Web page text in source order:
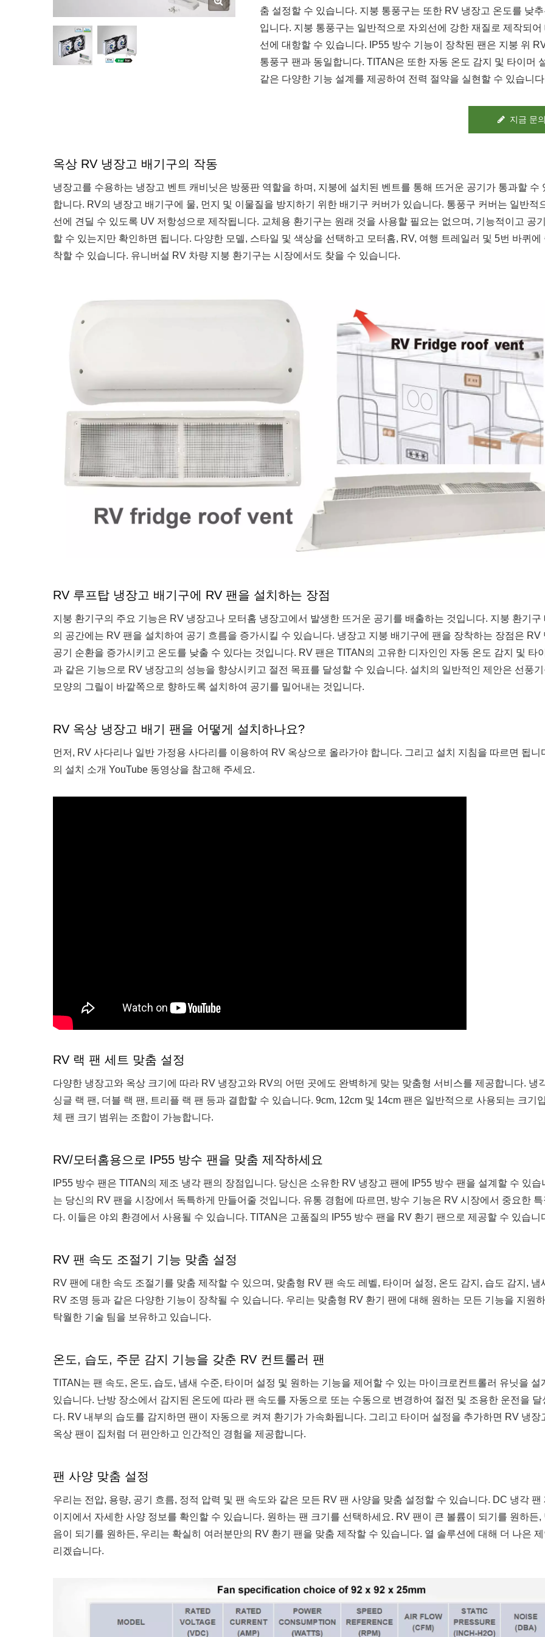
춤 설정할 수 있습니다. 지붕 통풍구는 또한 RV 냉장고 온도를 낮
입니다. 지붕 통풍구는 일반적으로 자외선에 강한 재질로 제작되어
선에 대항할 수 있습니다. IP55 방수 기능이 장착된 팬은 지붕 위
통풍구 팬과 동일합니다. TITAN은 또한 자동 온도 감지 및 타이머
같은 다양한 기능 설계를 제공하여 전력 절약을 실현할 수 있습니
지금 문의
옥상 RV 냉장고 배기구의 작동
냉장고를 수용하는 냉장고 벤트 캐비닛은 방풍판 역할을 하며, 지붕에 설치된 벤트를 통해 뜨거운 공기가 통과할 수
합니다. RV의 냉장고 배기구에 물, 먼지 및 이물질을 방지하기 위한 배기구 커버가 있습니다. 통풍구 커버는 일반적
선에 견딜 수 있도록 UV 저항성으로 제작됩니다. 교체용 환기구는 원래 것을 사용할 필요는 없으며, 기능적이고 공
할 수 있는지만 확인하면 됩니다. 다양한 모델, 스타일 및 색상을 선택하고 모터홈, RV, 여행 트레일러 및 5번 바퀴에
착할 수 있습니다. 유니버설 RV 차량 지붕 환기구는 시장에서도 찾을 수 있습니다.
RV 루프탑 냉장고 배기구에 RV 팬을 설치하는 장점
지붕 환기구의 주요 기능은 RV 냉장고나 모터홈 냉장고에서 발생한 뜨거운 공기를 배출하는 것입니다. 지붕 환기구
의 공간에는 RV 팬을 설치하여 공기 흐름을 증가시킬 수 있습니다. 냉장고 지붕 배기구에 팬을 장착하는 장점은 RV
공기 순환을 증가시키고 온도를 낮출 수 있다는 것입니다. RV 팬은 TITAN의 고유한 디자인인 자동 온도 감지 및 타
과 같은 기능으로 RV 냉장고의 성능을 향상시키고 절전 목표를 달성할 수 있습니다. 설치의 일반적인 제안은 선풍
모양의 그릴이 바깥쪽으로 향하도록 설치하여 공기를 밀어내는 것입니다.
RV 옥상 냉장고 배기 팬을 어떻게 설치하나요?
먼저, RV 사다리나 일반 가정용 사다리를 이용하여 RV 옥상으로 올라가야 합니다. 그리고 설치 지침을 따르면 됩니
의 설치 소개 YouTube 동영상을 참고해 주세요.
RV 랙 팬 세트 맞춤 설정
다양한 냉장고와 옥상 크기에 따라 RV 냉장고와 RV의 어떤 곳에도 완벽하게 맞는 맞춤형 서비스를 제공합니다. 냉
싱글 랙 팬, 더블 랙 팬, 트리플 랙 팬 등과 결합할 수 있습니다. 9cm, 12cm 및 14cm 팬은 일반적으로 사용되는 크기
체 팬 크기 범위는 조합이 가능합니다.
RV/모터홈용으로 IP55 방수 팬을 맞춤 제작하세요
IP55 방수 팬은 TITAN의 제조 냉각 팬의 장점입니다. 당신은 소유한 RV 냉장고 팬에 IP55 방수 팬을 설계할 수 있습
는 당신의 RV 팬을 시장에서 독특하게 만들어줄 것입니다. 유통 경험에 따르면, 방수 기능은 RV 시장에서 중요한 특
다. 이들은 야외 환경에서 사용될 수 있습니다. TITAN은 고품질의 IP55 방수 팬을 RV 환기 팬으로 제공할 수 있습니
RV 팬 속도 조절기 기능 맞춤 설정
RV 팬에 대한 속도 조절기를 맞춤 제작할 수 있으며, 맞춤형 RV 팬 속도 레벨, 타이머 설정, 온도 감지, 습도 감지, 냄
RV 조명 등과 같은 다양한 기능이 장착될 수 있습니다. 우리는 맞춤형 RV 환기 팬에 대해 원하는 모든 기능을 지원
탁월한 기술 팀을 보유하고 있습니다.
온도, 습도, 주문 감지 기능을 갖춘 RV 컨트롤러 팬
TITAN는 팬 속도, 온도, 습도, 냄새 수준, 타이머 설정 및 원하는 기능을 제어할 수 있는 마이크로컨트롤러 유닛을 설
있습니다. 난방 장소에서 감지된 온도에 따라 팬 속도를 자동으로 또는 수동으로 변경하여 절전 및 조용한 운전을 달
다. RV 내부의 습도를 감지하면 팬이 자동으로 켜져 환기가 가속화됩니다. 그리고 타이머 설정을 추가하면 RV 냉장
옥상 팬이 집처럼 더 편안하고 인간적인 경험을 제공합니다.
팬 사양 맞춤 설정
우리는 전압, 용량, 공기 흐름, 정적 압력 및 팬 속도와 같은 모든 RV 팬 사양을 맞춤 설정할 수 있습니다. DC 냉각 팬
이지에서 자세한 사양 정보를 확인할 수 있습니다. 원하는 팬 크기를 선택하세요. RV 팬이 큰 볼륨이 되기를 원하든,
음이 되기를 원하든, 우리는 확실히 여러분만의 RV 환기 팬을 맞춤 제작할 수 있습니다. 열 솔루션에 대해 더 나은 제
리겠습니다.
RV 냉장고 팬 IP55 방수 팬 RV 냉장고 팬